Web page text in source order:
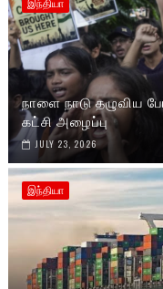
இந்தியா
நாளை நாடு தழுவிய
கட்சி அழைப்பு
JULY 23, 2026
இந்தியா